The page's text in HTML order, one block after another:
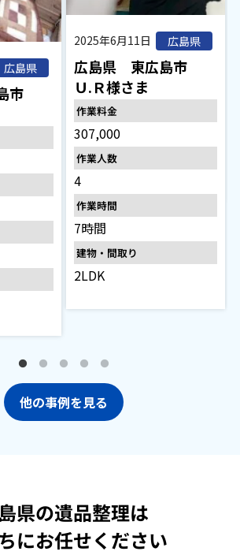
広島県
市
2025年6月11日 広島県
広島県 東広島市
Ｕ.Ｒ様さま
作業料金
307,000
作業人数
4
作業時間
7時間
建物・間取り
2LDK
他の事例を見る
県の遺品整理は
にお任せください